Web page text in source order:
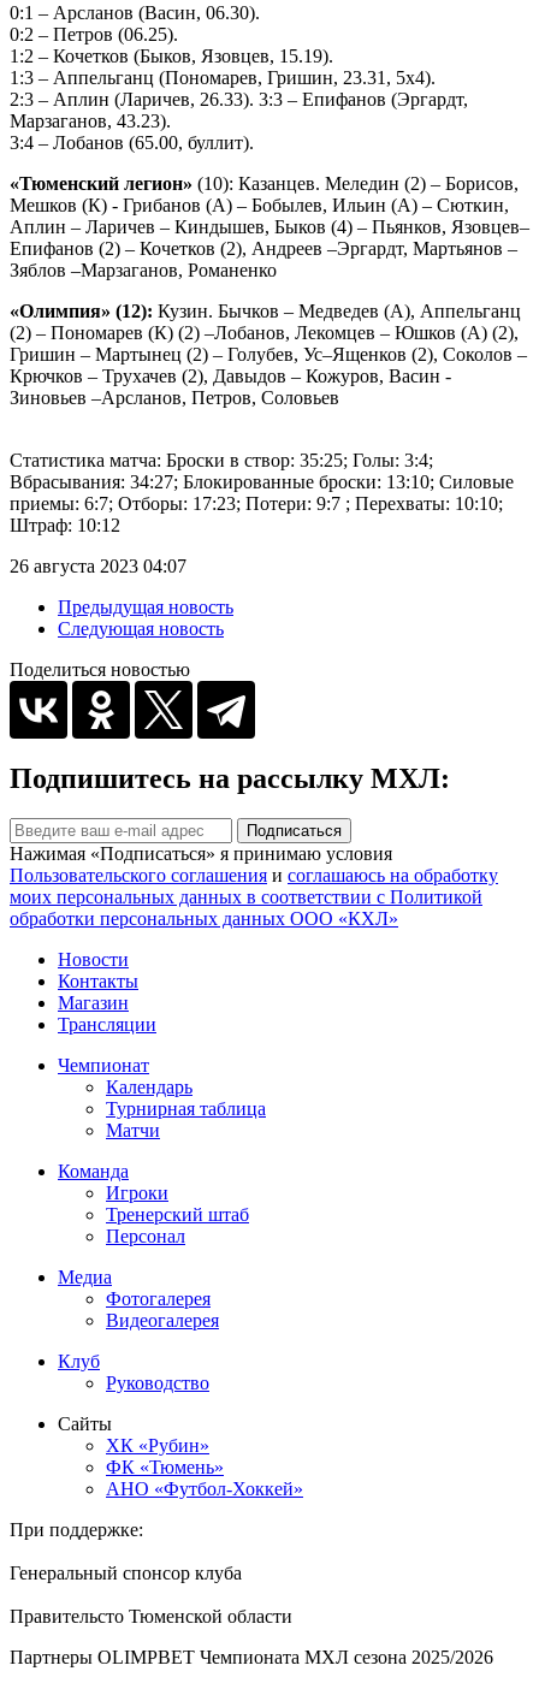
0:1 – Арсланов (Васин, 06.30).
0:2 – Петров (06.25).
1:2 – Кочетков (Быков, Язовцев, 15.19).
1:3 – Аппельганц (Пономарев, Гришин, 23.31, 5х4).
2:3 – Аплин (Ларичев, 26.33). 3:3 – Епифанов (Эргардт,
Марзаганов, 43.23).
3:4 – Лобанов (65.00, буллит).
«Тюменский легион» (10): Казанцев. Меледин (2) – Борисов,
Мешков (К) - Грибанов (А) – Бобылев, Ильин (А) – Сюткин,
Аплин – Ларичев – Киндышев, Быков (4) – Пьянков, Язовцев–
Епифанов (2) – Кочетков (2), Андреев –Эргардт, Мартьянов –
Зяблов –Марзаганов, Романенко
«Олимпия» (12): Кузин. Бычков – Медведев (А), Аппельганц
(2) – Пономарев (К) (2) –Лобанов, Лекомцев – Юшков (А) (2),
Гришин – Мартынец (2) – Голубев, Ус–Ященков (2), Соколов –
Крючков – Трухачев (2), Давыдов – Кожуров, Васин -
Зиновьев –Арсланов, Петров, Соловьев
Статистика матча: Броски в створ: 35:25; Голы: 3:4;
Вбрасывания: 34:27; Блокированные броски: 13:10; Силовые
приемы: 6:7; Отборы: 17:23; Потери: 9:7 ; Перехваты: 10:10;
Штраф: 10:12
26 августа 2023 04:07
Предыдущая новость
Следующая новость
Поделиться новостью
Подпишитесь на рассылку МХЛ:
Подписаться
Нажимая «Подписаться» я принимаю условия
Пользовательского соглашения и соглашаюсь на обработку
моих персональных данных в соответствии с Политикой
обработки персональных данных ООО «КХЛ»
Новости
Контакты
Магазин
Трансляции
Чемпионат
Календарь
Турнирная таблица
Матчи
Команда
Игроки
Тренерский штаб
Персонал
Медиа
Фотогалерея
Видеогалерея
Клуб
Руководство
Сайты
ХК «Рубин»
ФК «Тюмень»
АНО «Футбол-Хоккей»
При поддержке:
Генеральный спонсор клуба
Правительсто Тюменской области
Партнеры OLIMPBET Чемпионата МХЛ сезона 2025/2026